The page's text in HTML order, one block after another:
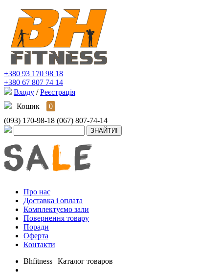
+380 93 170 98 18
+380 67 807 74 14
Входу / Реєстрація
Кошик
0
(093) 170-98-18 (067) 807-74-14
Про нас
Доставка і оплата
Комплектуємо зали
Повернення товару
Поради
Оферта
Контакти
Bhfitness | Каталог товаров